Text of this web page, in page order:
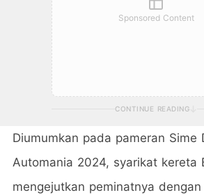
Sponsored Content
CONTINUE READING
Diumumkan pada pameran Sime
Automania 2024, syarikat kereta
mengejutkan peminatnya